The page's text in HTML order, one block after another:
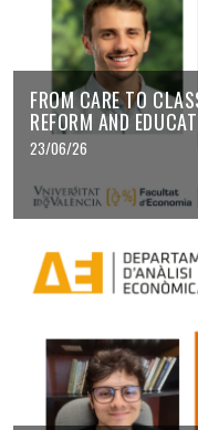
FROM CARE TO
REFORM AND
23/06/26